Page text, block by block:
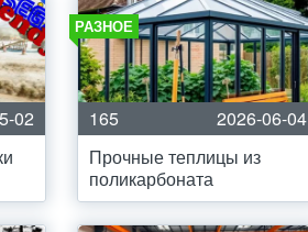
02
РАЗНОЕ
165
2026-06-04
Прочные теплицы из
поликарбоната